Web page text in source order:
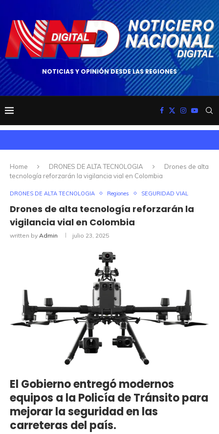
NOTICIAS Y OPINIÓN DESDE LAS REGIONES
Home DRONES DE ALTA TECNOLOGIA
Drones de alta
tecnología reforzarán la vigilancia vial en Colombia
DRONES DE ALTA TECNOLOGIA Regiones SEGURIDAD VIAL
Drones de alta tecnología reforzarán la
vigilancia vial en Colombia
written by Admin julio 23, 2025
El Gobierno entregó modernos
equipos a la Policía de Tránsito para
mejorar la seguridad en las
carreteras del país.